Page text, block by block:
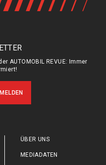
AUTOMOBIL REVUE: Immer
ÜBER UNS
MEDIADATEN